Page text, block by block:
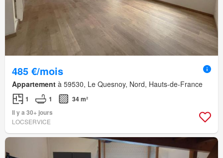
485 €/mois
Appartement à 59530, Le Quesnoy, Nord, Hauts-de-France
1 1
34 m²
Il y a 30+ jours
LOCSERVICE